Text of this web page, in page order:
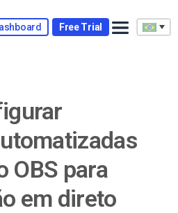
Free Trial
OBS para
em direto